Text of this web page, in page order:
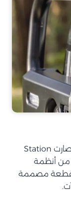
بأكثر من ٦٠ سنة خبرة وانتشار في ١٦٠ دولة، صارت Station
من أنظمة
كل قطعة مصممة